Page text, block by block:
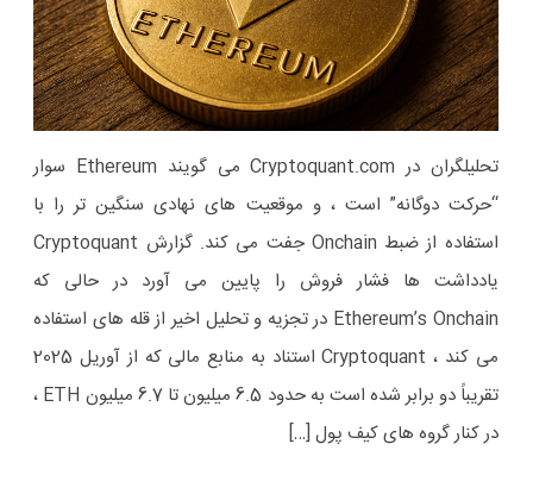
تحلیلگران در Cryptoquant.com می گویند Ethereum سوار
“حرکت دوگانه” است ، و موقعیت های نهادی سنگین تر را با
استفاده از ضبط Onchain جفت می کند. گزارش Cryptoquant
یادداشت ها فشار فروش را پایین می آورد در حالی که
Ethereum’s Onchain در تجزیه و تحلیل اخیر از قله های استفاده
می کند ، Cryptoquant استناد به منابع مالی که از آوریل 2025
تقریباً دو برابر شده است به حدود 6.5 میلیون تا 6.7 میلیون ETH ،
در کنار گروه های کیف پول […]